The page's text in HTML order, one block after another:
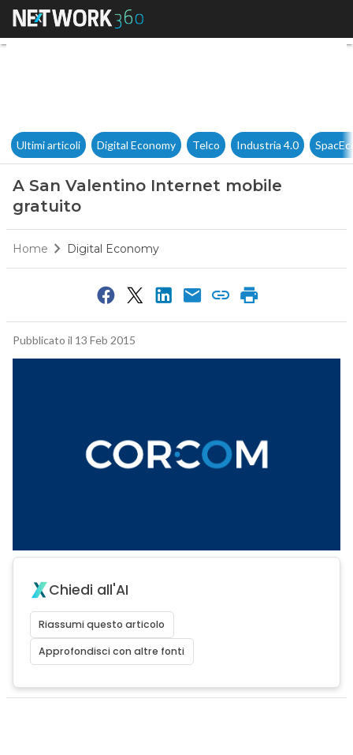
A San Valentino Internet
Ultimi articoli Digital Economy Telco Industria 4.0
A San Valentino Internet mobile
gratuito
Home Digital Economy
Pubblicato il 13 Feb 2015
Chiedi all'AI
Riassumi questo articolo
Approfondisci con altre fonti